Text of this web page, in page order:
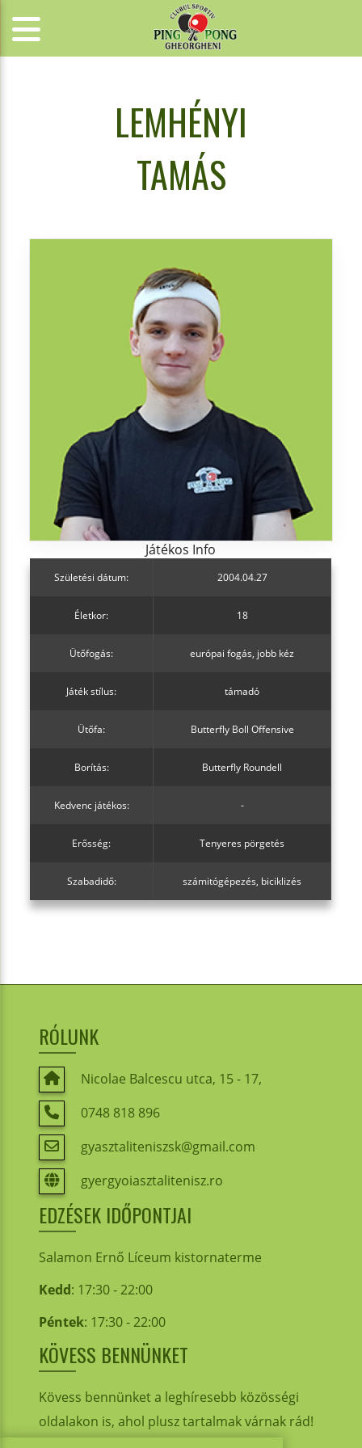
LEMHÉNYI
TAMÁS
Játékos Info
Születési dátum: 2004.04.27
Életkor: 18
Ütőfogás: európai fogás, jobb kéz
Játék stílus: támadó
Ütőfa: Butterfly Boll Offensive
Borítás: Butterfly Roundell
Kedvenc játékos: -
Erősség: Tenyeres pörgetés
Szabadidő: számitógépezés, biciklizés
RÓLUNK
Nicolae Balcescu utca, 15 - 17,
0748 818 896
gyasztaliteniszsk@gmail.com
gyergyoiasztalitenisz.ro
EDZÉSEK IDŐPONTJAI
Salamon Ernő Líceum kistornaterme
Kedd: 17:30 - 22:00
Péntek: 17:30 - 22:00
KÖVESS BENNÜNKET
Kövess bennünket a leghíresebb közösségi
oldalakon is, ahol plusz tartalmak várnak rád!